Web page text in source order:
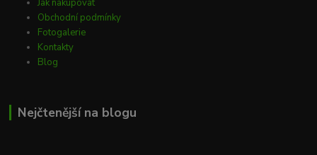
Jak nakupovat
Obchodní podmínky
Fotogalerie
Kontakty
Blog
Nejčtenější na blogu